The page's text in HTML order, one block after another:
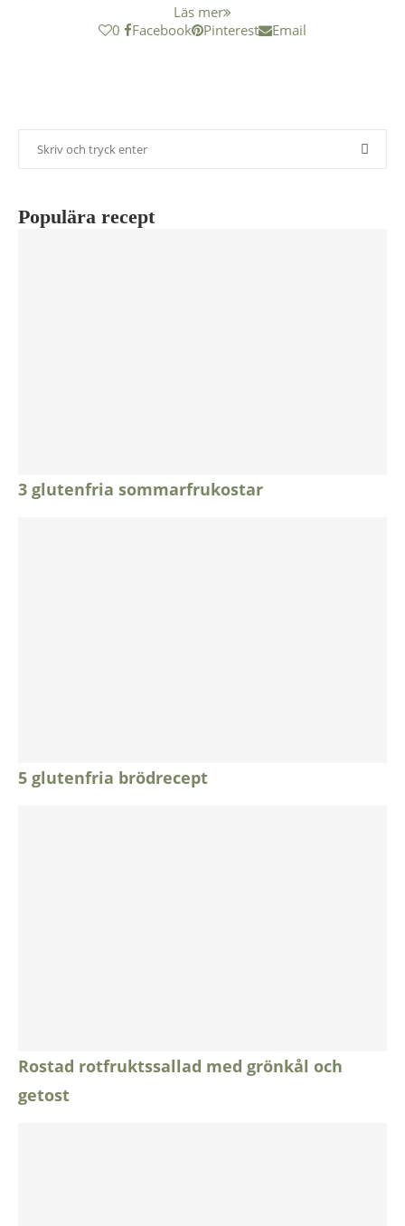
Läs mer
0
Facebook Pinterest Email
Populära recept
3 glutenfria sommarfrukostar
5 glutenfria brödrecept
Rostad rotfruktssallad med grönkål och
getost